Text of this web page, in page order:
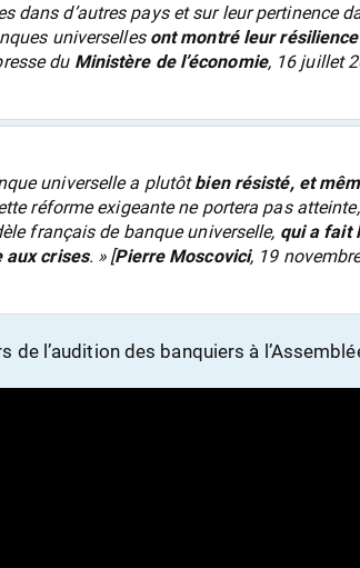
dans d’autres pays et sur leur pertinence
universelles ont montré leur
du Ministère de l’économie, 16 juillet
universelle a plutôtbien résisté, et
réforme exigeante ne portera pas atteinte,
français de banque universelle, qui a fait
aux crises. » [Pierre Moscovici, 19
de l’audition des banquiers à